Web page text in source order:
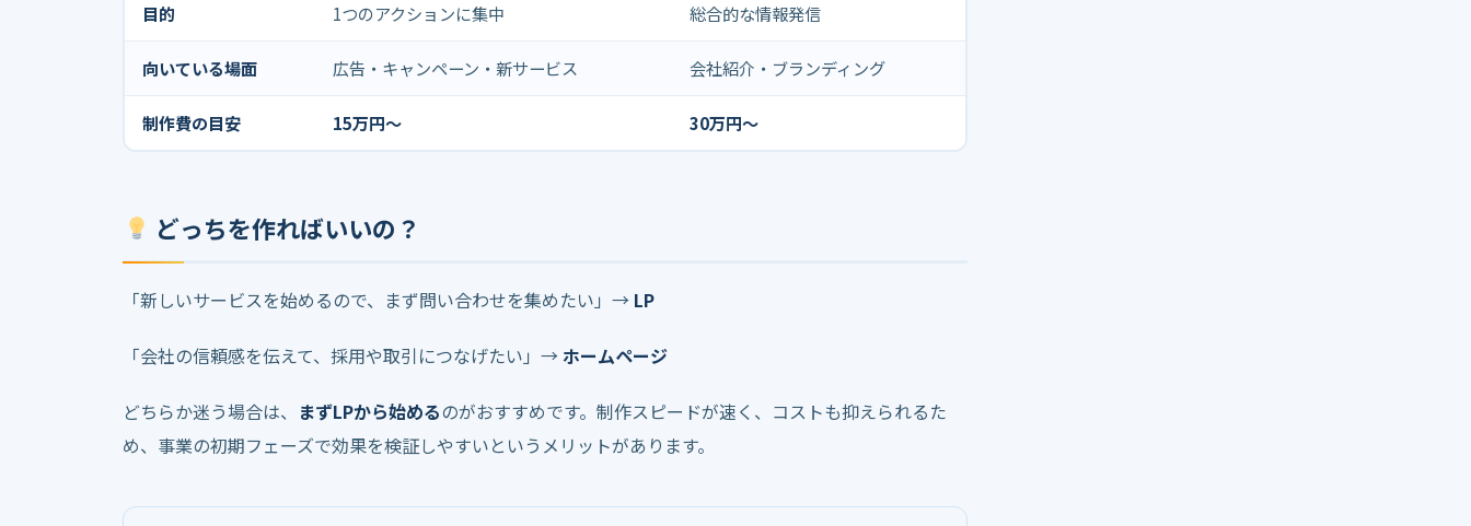
目的 1つのアクションに集中 総合的な情報発信
向いている場面 広告・キャンペーン・新サービス 会社紹介・ブランディング
制作費の目安 15万円〜 30万円〜
どっちを作ればいいの？
「新しいサービスを始めるので、まず問い合わせを集めたい」→ LP
「会社の信頼感を伝えて、採用や取引につなげたい」→ ホームページ
どちらか迷う場合は、 まずLPから始めるのがおすすめです。制作スピードが速く、コストも抑えられるた
め、事業の初期フェーズで効果を検証しやすいというメリットがあります。